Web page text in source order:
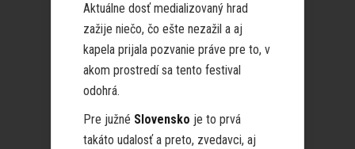
Aktuálne dosť medializovaný hrad
zažije niečo, čo ešte nezažil a aj
kapela prijala pozvanie práve pre to, v
akom prostredí sa tento festival
odohrá.
Pre južné Slovensko je to prvá
takáto udalosť a preto, zvedavci, aj